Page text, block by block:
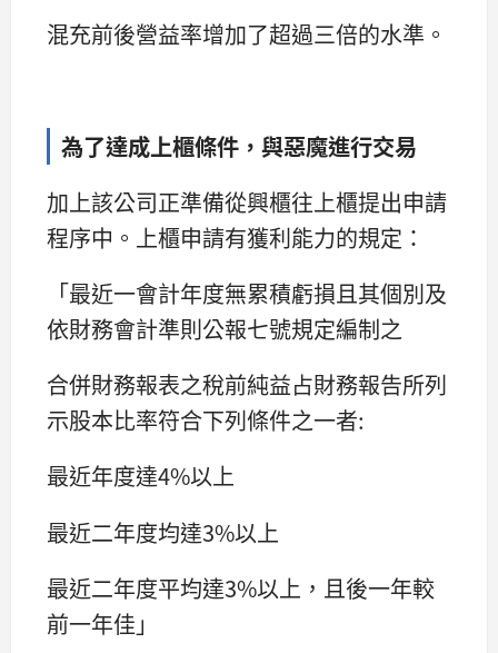
混充前後營益率增加了超過三倍的水準。
為了達成上櫃條件，與惡魔進行交易
加上該公司正準備從興櫃往上櫃提出申請
程序中。上櫃申請有獲利能力的規定：
「最近一會計年度無累積虧損且其個別及
依財務會計準則公報七號規定編制之
合併財務報表之稅前純益占財務報告所列
示股本比率符合下列條件之一者:
最近年度達4%以上
最近二年度均達3%以上
最近二年度平均達3%以上，且後一年較
前一年佳」